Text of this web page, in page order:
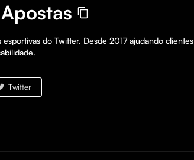
do Twitter. Desde 2017 ajudando clientes
Twitter